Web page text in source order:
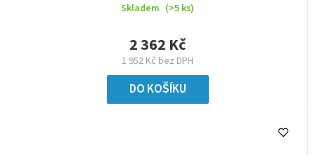
Skladem (>5 ks)
1 952 Kč bez DPH
2 362 Kč
DO KOŠÍKU